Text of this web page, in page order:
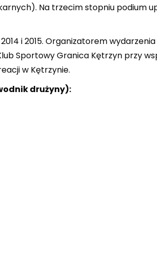
Na trzecim stopniu podium
i 2015. Organizatorem
Sportowy Granica Kętrzyn przy
w Kętrzynie.
drużyny):